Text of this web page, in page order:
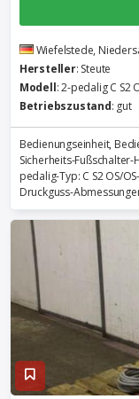
Wiefelstede,
Hersteller: Steute
Modell: 2-pedalig C S2
Betriebszustand: gut
Bedienungseinheit,
Sicherheits-
pedalig-Typ: C S2 OS/
Druckguss-